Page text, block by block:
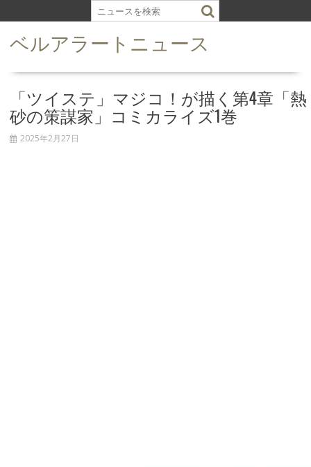
k
ベルアラートニュース
「ツイステ」マジコ！が描く第4章「熱
砂の策謀家」コミカライズ1巻
2025年2月27日